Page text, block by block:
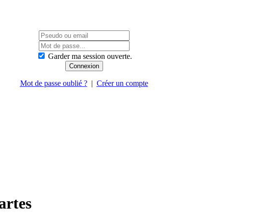
Garder ma session ouverte.
Mot de passe oublié ?| Créer un compte